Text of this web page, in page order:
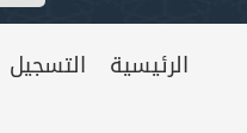
الرئيسية التسجيل